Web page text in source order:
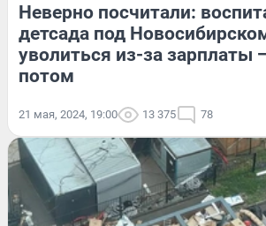
Неверно посчитали:
детсада под
уволиться из-за зарплаты
потом
21 мая, 2024, 19:00 13 375 78